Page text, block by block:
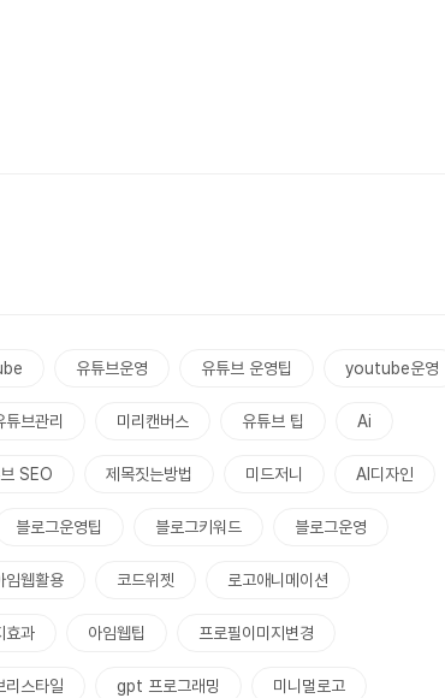
유튜브운영 유튜브 운영팁 youtube운영
튜브관리 미리캔버스 유튜브 팁 Ai
SEO 제목짓는방법 미드저니 AI디자인
블로그운영팁 블로그키워드 블로그운영
임웹활용 코드위젯 로고애니메이션
효과 아임웹팁 프로필이미지변경
리스타일 gpt 프로그래밍 미니멀로고